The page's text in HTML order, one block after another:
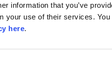
information that you’ve
your use of their services.
here